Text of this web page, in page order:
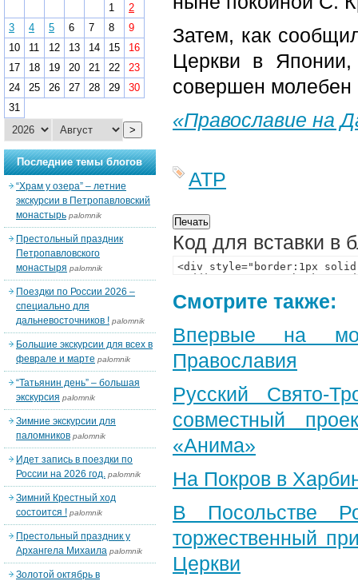
Затем, как
Церкви в
совершен молебен
«Православие на
АТР
Код для вставки в
Смотрите также:
Впервые на
Православия
Русский Свято-
совместный
«Анима»
На Покров в
В Посольстве
торжественный
Церкви
1
2
3
4 5 6 7 8
9
10
11 12 13 14 15
16
17
18 19 20 21 22
23
24
25 26 27 28 29
30
31
>
Последние темы блогов
“Храм у озера” – летние
экскурсии в Петропавловский
монастырь palomnik
Престольный праздник
Петропавловского
монастыря palomnik
Поездки по России 2026 –
специально для
дальневосточников ! palomnik
Большие экскурсии для всех в
феврале и марте palomnik
“Татьянин день” – большая
экскурсия palomnik
Зимние экскурсии для
паломников palomnik
Идет запись в поездки по
России на 2026 год. palomnik
Зимний Крестный ход
состоится ! palomnik
Престольный праздник у
Архангела Михаила palomnik
Золотой октябрь в